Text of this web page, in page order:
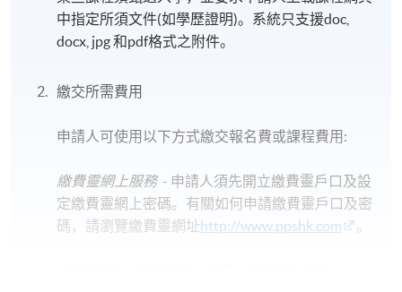
Will 亦參加了各種國外的美食活動，並活躍在不同的媒
體。曾在日本亞洲精英廚師薈上獲得了金獎及不同的
餐飲文化融入西式菜肴中。
中指定所須文件(如學歷證明)。系統只支援doc,
docx, jpg 和pdf格式之附件。
繳交所需費用
申請人可使用以下方式繳交報名費或課程費用:
繳費靈網上服務- 申請人須先開立繳費靈戶口及設
定繳費靈網上密碼。有關如何申請繳費靈戶口及密
碼，請瀏覽繳費靈網址 http://www.ppshk.com 。